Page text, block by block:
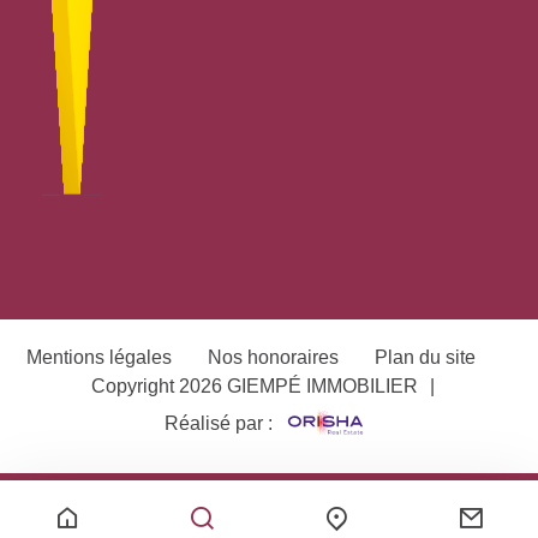
Mentions légales Nos honoraires
Plan du site
Copyright 2026 GIEMPÉ IMMOBILIER
Réalisé par :